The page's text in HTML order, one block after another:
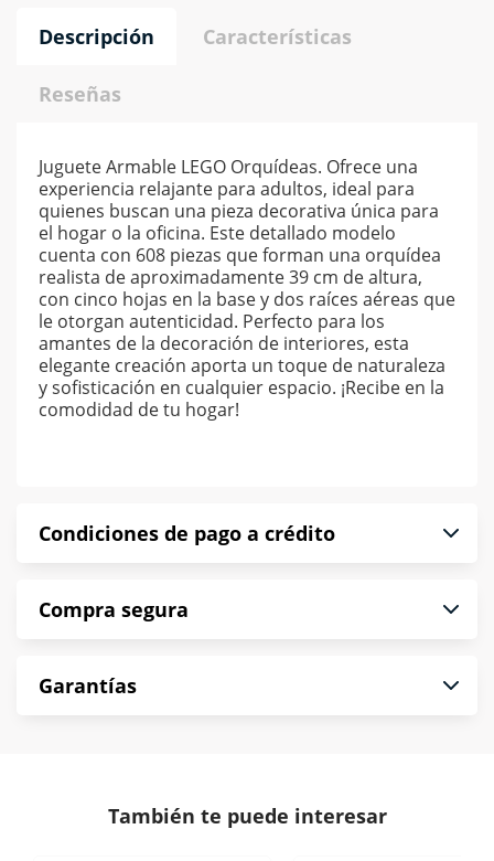
Descripción Características
Reseñas
Juguete Armable LEGO Orquídeas. Ofrece una
experiencia relajante para adultos, ideal para
quienes buscan una pieza decorativa única para
el hogar o la oficina. Este detallado modelo
cuenta con 608 piezas que forman una orquídea
realista de aproximadamente 39 cm de altura,
con cinco hojas en la base y dos raíces aéreas que
le otorgan autenticidad. Perfecto para los
amantes de la decoración de interiores, esta
elegante creación aporta un toque de naturaleza
y sofisticación en cualquier espacio. ¡Recibe en la
comodidad de tu hogar!
Condiciones de pago a crédito
puntualmente. Al finalizar tu compra generas el
*Sujeto a aprobación de crédito conforme a
norma de Muebles América.
Compra segura
compra es segura de principio a fin.
- Certificados de seguridad SSL y Encriptación 3D.
Garantías
También te puede interesar